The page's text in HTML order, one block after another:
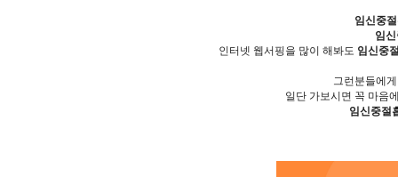
임신중
임
인터넷 웹서핑을 많이 해봐도 임신중
그런분들에
일단 가보시면 꼭 마음
임신중절